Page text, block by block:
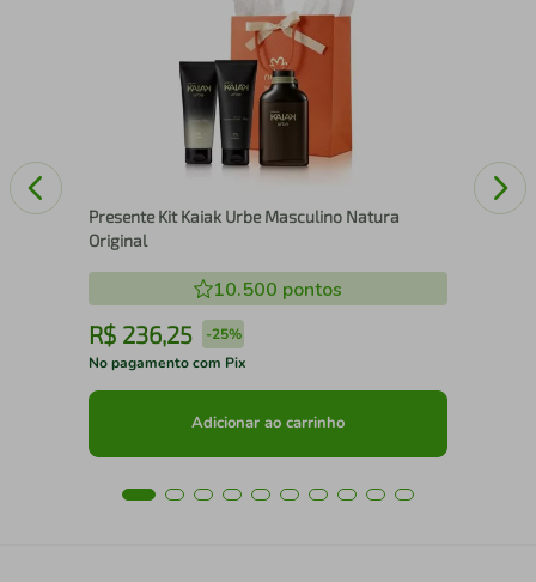
Presente Kit Kaiak Urbe Masculino Natura
Original
10.500 pontos
R$ 236,25 -25%
No pagamento com Pix
Adicionar ao carrinho